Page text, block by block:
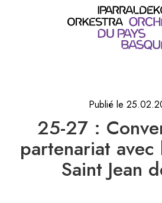
Publié le
25-27 :
partenariat
Saint Jean